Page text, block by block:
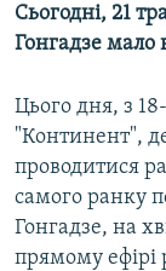
УКРАЇНА
СХЕМИ
МУЛЬТИМЕДІА
ФОТО
СПЕЦПРОЄКТИ
ПОДКАСТИ
Сьогодні, 21
Гонгадзе мало
Цього дня, з
"Континент",
проводитися
самого ранку
Гонгадзе, на
прямому ефірі